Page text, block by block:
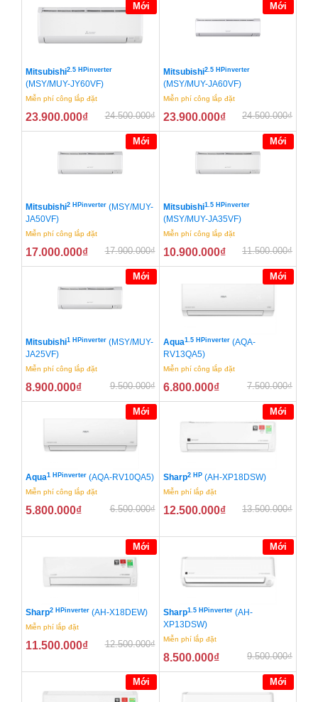
Mới
Mitsubishi2.5 HPinverter
(MSY/MUY-JY60VF)
Miễn phí công lắp đặt
23.900.000₫ 24.500.000₫
Mới
Mitsubishi2.5 HPinverter
(MSY/MUY-JA60VF)
Miễn phí công lắp đặt
23.900.000₫ 24.500.000₫
Mới
Mitsubishi2 HPinverter (MSY/MUY-
JA50VF)
Miễn phí công lắp đặt
17.000.000₫ 17.900.000₫
Mới
Mitsubishi1.5 HPinverter
(MSY/MUY-JA35VF)
Miễn phí công lắp đặt
10.900.000₫ 11.500.000₫
Mới
Mitsubishi1 HPinverter (MSY/MUY-
JA25VF)
Miễn phí công lắp đặt
8.900.000₫ 9.500.000₫
Mới
Aqua1.5 HPinverter (AQA-
RV13QA5)
Miễn phí công lắp đặt
6.800.000₫ 7.500.000₫
Mới
Aqua1 HPinverter (AQA-RV10QA5)
Miễn phí công lắp đặt
5.800.000₫ 6.500.000₫
Mới
Sharp2 HP (AH-XP18DSW)
Miễn phí lắp đặt
12.500.000₫ 13.500.000₫
Mới
Sharp2 HPinverter (AH-X18DEW)
Miễn phí lắp đặt
11.500.000₫ 12.500.000₫
Mới
Sharp1.5 HPinverter (AH-
XP13DSW)
Miễn phí lắp đặt
8.500.000₫ 9.500.000₫
Mới Mới